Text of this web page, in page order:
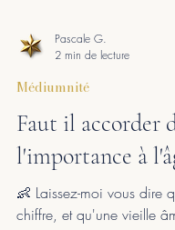
Pascale G.
2 min de lecture
Médiumnité